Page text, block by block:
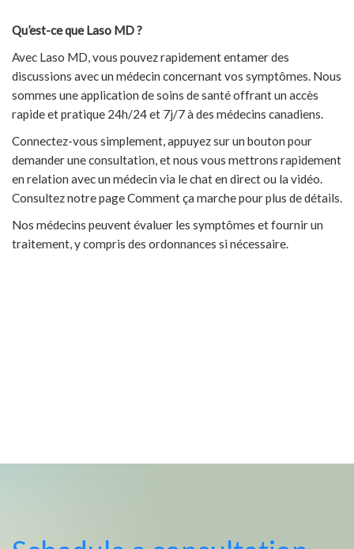
Qu’est-ce que Laso MD ?
Avec Laso MD, vous pouvez rapidement entamer des
discussions avec un médecin concernant vos symptômes. Nous
sommes une application de soins de santé offrant un accès
rapide et pratique 24h/24 et 7j/7 à des médecins canadiens.
Connectez-vous simplement, appuyez sur un bouton pour
demander une consultation, et nous vous mettrons rapidement
en relation avec un médecin via le chat en direct ou la vidéo.
Consultez notre page Comment ça marche pour plus de détails.
Nos médecins peuvent évaluer les symptômes et fournir un
traitement, y compris des ordonnances si nécessaire.